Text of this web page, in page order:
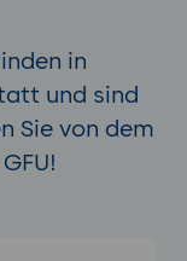
in
und sind
Sie von dem